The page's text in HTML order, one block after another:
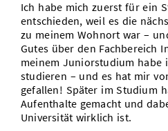
Ich habe mich zuerst für ein
entschieden, weil es die
zu meinem Wohnort war –
Gutes über den Fachbereich
meinem Juniorstudium habe
studieren – und es hat mir
gefallen! Später im Studium
Aufenthalte gemacht und
Universität wirklich ist.